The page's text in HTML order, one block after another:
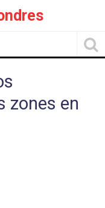
zones en